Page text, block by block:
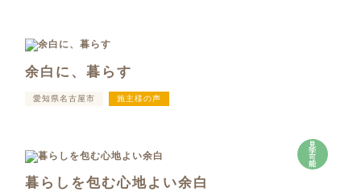
余白に、暮らす
愛知県名古屋市 施主様の声
見
学
可
能
暮らしを包む心地よい余白